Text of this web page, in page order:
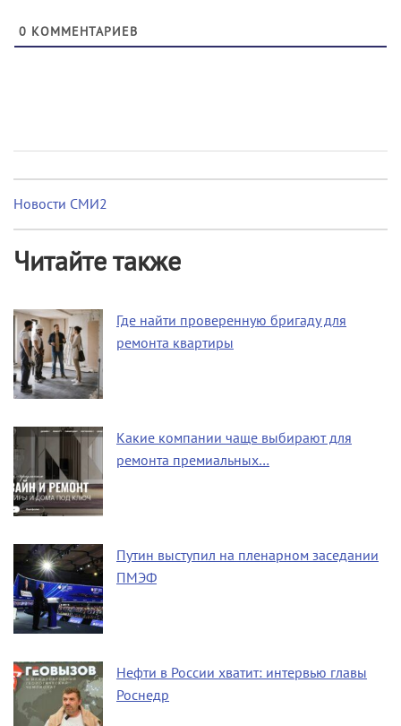
0 КОММЕНТАРИЕВ
Новости СМИ2
Читайте также
Где найти проверенную бригаду для
ремонта квартиры
Какие компании чаще выбирают для
ремонта премиальных…
Путин выступил на пленарном заседании
ПМЭФ
Нефти в России хватит: интервью главы
Роснедр